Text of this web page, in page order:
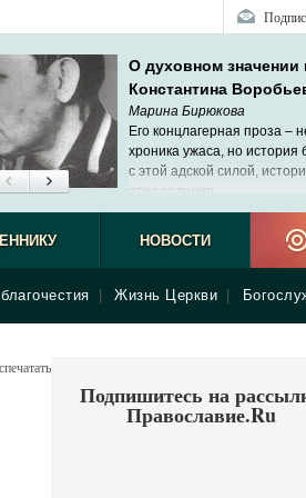
О духовном значении
Константина
Марина Бирюкова
Его концлагерная проза –
хроника ужаса, но история
с этой адской силой,
преодоления.
Жизнь Церкви
НОВОСТИ
Подпишитесь на
Православие.Ru